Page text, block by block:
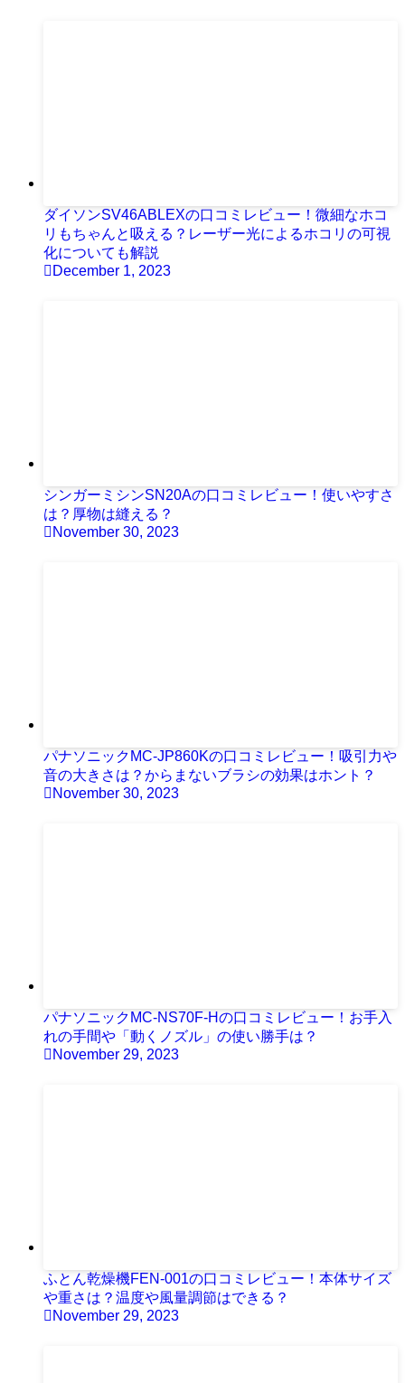
ダイソンSV46ABLEXの口コミレビュー！微細なホコ
リもちゃんと吸える？レーザー光によるホコリの可視
化についても解説
December 1, 2023
シンガーミシンSN20Aの口コミレビュー！使いやすさ
は？厚物は縫える？
November 30, 2023
パナソニックMC-JP860Kの口コミレビュー！吸引力や
音の大きさは？からまないブラシの効果はホント？
November 30, 2023
パナソニックMC-NS70F-Hの口コミレビュー！お手入
れの手間や「動くノズル」の使い勝手は？
November 29, 2023
ふとん乾燥機FEN-001の口コミレビュー！本体サイズ
や重さは？温度や風量調節はできる？
November 29, 2023